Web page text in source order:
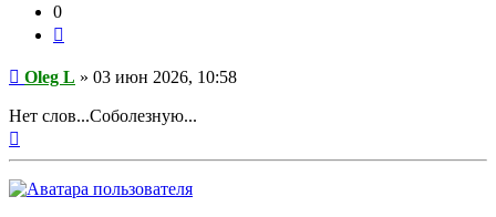
0
Сообщение
Oleg L » 03 июн 2026, 10:58
Нет слов...Соболезную...